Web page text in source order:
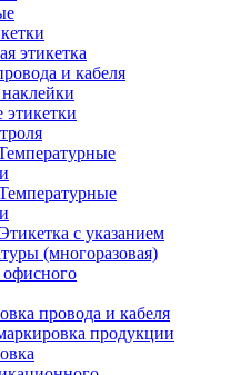
этикетка
и кабеля
этикетки
с указанием
(многоразовая)
провода и кабеля
продукции